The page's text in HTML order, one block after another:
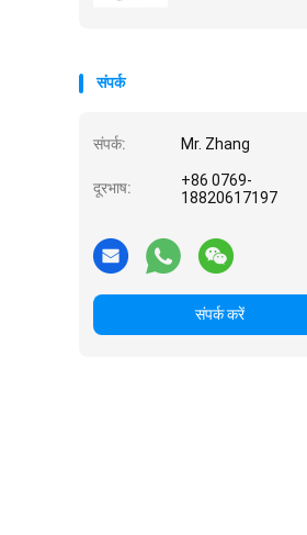
संपर्क
संपर्क: Mr. Zhang
दूरभाष:
+86 0769-
18820617197
संपर्क करें